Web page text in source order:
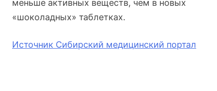
меньше активных веществ, чем в новых
«шоколадных» таблетках.
Источник Сибирский медицинский портал